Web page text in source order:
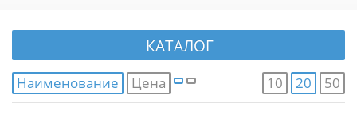
КАТАЛОГ
Наименование Цена 10 20 50